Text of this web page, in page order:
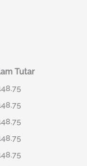
Tutar